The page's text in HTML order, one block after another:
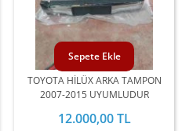
TOYOTA HİLÜX ARKA TAMPON
2007-2015 UYUMLUDUR
12.000,00 TL
Sepete Ekle